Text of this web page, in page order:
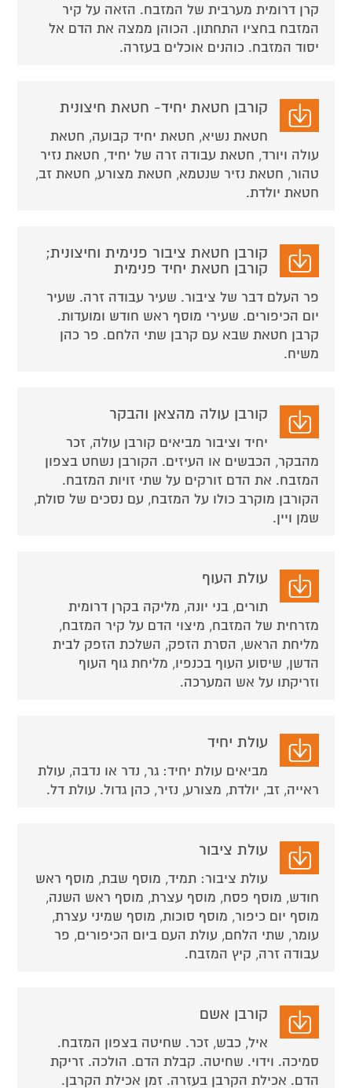
קרן דרומית מערבית של המזבח. הזאה על קיר
המזבח בחציו התחתון. הכוהן ממצה את הדם אל
יסוד המזבח. כוהנים אוכלים בעזרה.
קורבן חטאת יחיד- חטאת חיצונית
חטאת נשיא, חטאת יחיד קבועה, חטאת
עולה ויורד, חטאת עבודה זרה של יחיד, חטאת נזיר
טהור, חטאת נזיר שנטמא, חטאת מצורע, חטאת זב,
חטאת יולדת.
קורבן חטאת ציבור פנימית וחיצונית;
קורבן חטאת יחיד פנימית
פר העלם דבר של ציבור. שעיר עבודה זרה. שעיר
יום הכיפורים. שעירי מוסף ראש חודש ומועדות.
קרבן חטאת שבא עם קרבן שתי הלחם. פר כהן
משיח.
קורבן עולה מהצאן והבקר
יחיד וציבור מביאים קורבן עולה, זכר
מהבקר, הכבשים או העיזים. הקורבן נשחט בצפון
המזבח. את הדם זורקים על שתי זויות המזבח.
הקורבן מוקרב כולו על המזבח, עם נסכים של סולת,
שמן ויין.
עולת העוף
תורים, בני יונה, מליקה בקרן דרומית
מזרחית של המזבח, מיצוי הדם על קיר המזבח,
מליחת הראש, הסרת הזפק, השלכת הזפק לבית
הדשן, שיסוע העוף בכנפיו, מליחת גוף העוף
וזריקתו על אש המערכה.
עולת יחיד
מביאים עולת יחיד: גר, נדר או נדבה, עולת
ראייה, זב, יולדת, מצורע, נזיר, כהן גדול. עולת דל.
עולת ציבור
עולת ציבור: תמיד, מוסף שבת, מוסף ראש
חודש, מוסף פסח, מוסף עצרת, מוסף ראש השנה,
מוסף יום כיפור, מוסף סוכות, מוסף שמיני עצרת,
עומר, שתי הלחם, עולת העם ביום הכיפורים, פר
עבודה זרה, קיץ המזבח.
קורבן אשם
איל, כבש, זכר. שחיטה בצפון המזבח.
סמיכה. וידוי. שחיטה. קבלת הדם. הולכה. זריקת
הדם. אכילת הקרבן בעזרה. זמן אכילת הקרבן.